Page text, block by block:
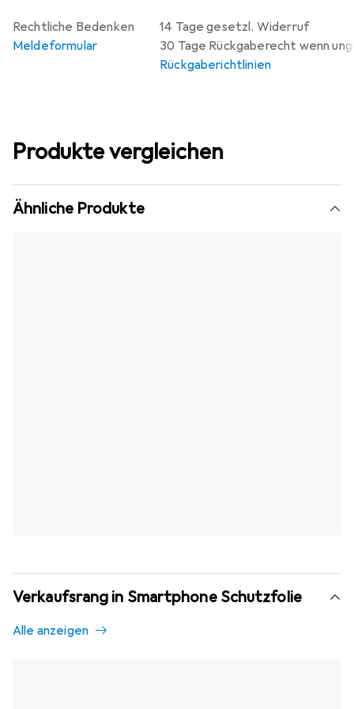
14 Tage gesetzl. Widerruf
30 Tage Rückgaberecht wenn
Rückgaberichtlinien
Rechtliche Bedenken
Meldeformular
Produkte vergleichen
Ähnliche Produkte
Verkaufsrang in Smartphone Schutzfolie
Alle anzeigen